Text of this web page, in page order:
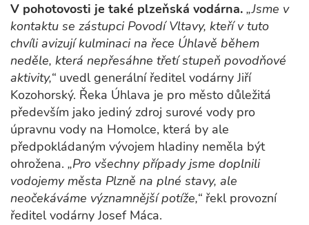
V pohotovosti je také plzeňská vodárna. „Jsme v
kontaktu se zástupci Povodí Vltavy, kteří v tuto
chvíli avizují kulminaci na řece Úhlavě během
neděle, která nepřesáhne třetí stupeň povodňové
aktivity,“ uvedl generální ředitel vodárny Jiří
Kozohorský. Řeka Úhlava je pro město důležitá
především jako jediný zdroj surové vody pro
úpravnu vody na Homolce, která by ale
předpokládaným vývojem hladiny neměla být
ohrožena. „Pro všechny případy jsme doplnili
vodojemy města Plzně na plné stavy, ale
neočekáváme významnější potíže,“ řekl provozní
ředitel vodárny Josef Máca.